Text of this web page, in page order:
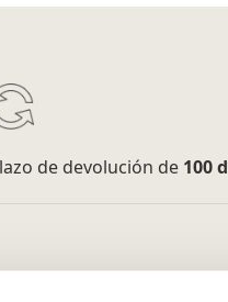
de devolución de 100